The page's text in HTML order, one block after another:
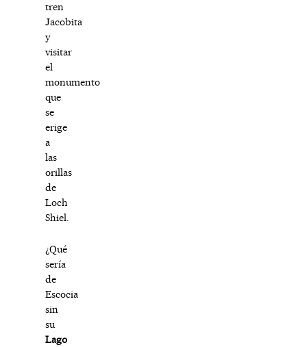
tren
Jacobita
y
visitar
el
monumento
que
se
erige
a
las
orillas
de
Loch
Shiel.
¿Qué
sería
de
Escocia
sin
su
Lago